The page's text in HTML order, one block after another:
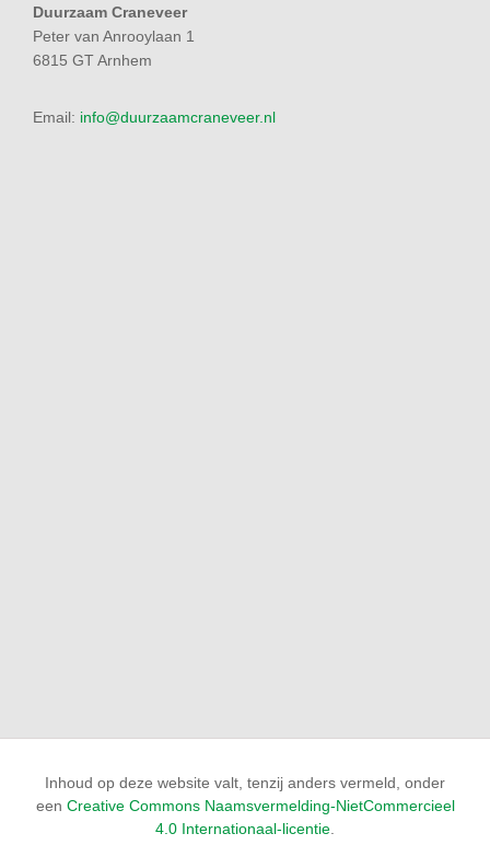
Duurzaam Craneveer
Peter van Anrooylaan 1
6815 GT Arnhem
Email: info@duurzaamcraneveer.nl
Inhoud op deze website valt, tenzij anders vermeld, onder
een Creative Commons Naamsvermelding-NietCommercieel
4.0 Internationaal-licentie